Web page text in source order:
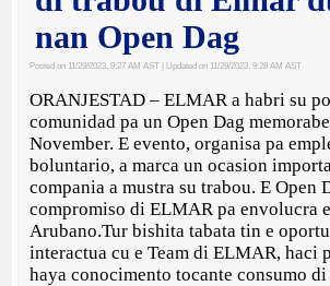
nan Open Dag
Posted on 11/29/2023, 9:27 AM AST | Updated on 11/29/2023, 9:28 AM AST
ORANJESTAD – ELMAR a habri su
comunidad pa un Open Dag
November. E evento, organisa pa
boluntario, a marca un ocasion
compania a mustra su trabou. E Open
compromiso di ELMAR pa envolucra
Arubano.Tur bishita tabata tin e
interactua cu e Team di ELMAR, haci
haya conocimento tocante consumo